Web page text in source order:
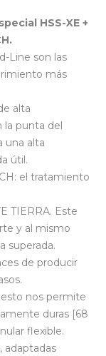
HSS-XE +
Line son las
más
alta
la punta del
una alta
útil.
el tratamiento
TIERRA. Este
y al mismo
superada.
de producir
esto nos permite
duras [68
flexible.
adaptadas